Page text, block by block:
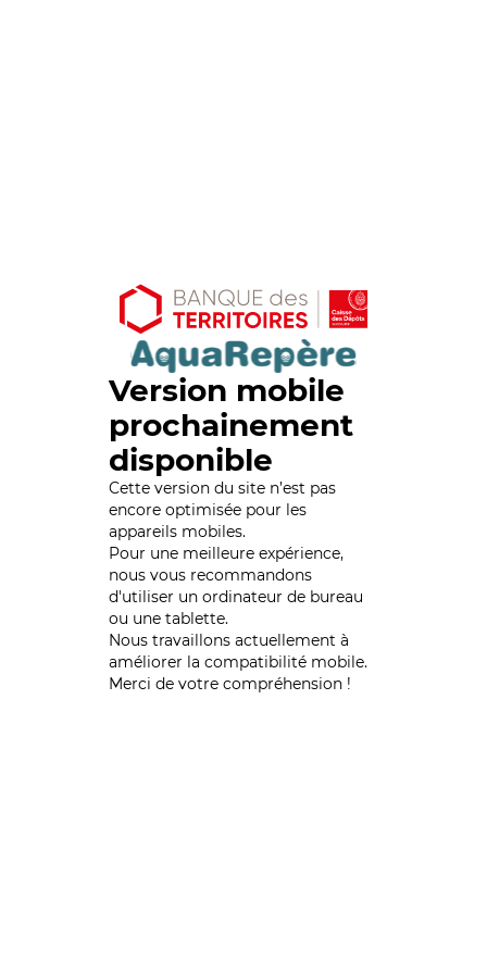
Version mobile
prochainement
disponible
Cette version du site n’est pas
encore optimisée pour les
appareils mobiles.
Pour une meilleure expérience,
nous vous recommandons
d'utiliser un ordinateur de bureau
ou une tablette.
Nous travaillons actuellement à
améliorer la compatibilité mobile.
Merci de votre compréhension !